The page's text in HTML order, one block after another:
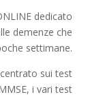
dedicato
demenze che
settimane.
sui test
i vari test